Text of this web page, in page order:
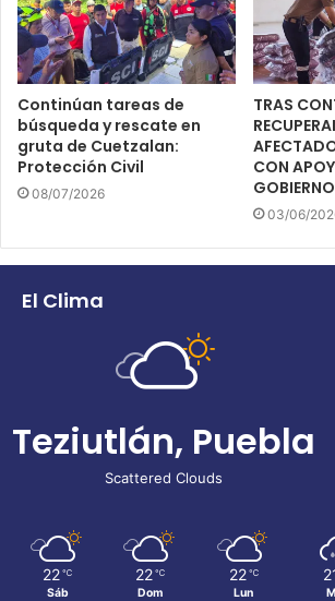
Continúan tareas de
búsqueda y rescate en
gruta de Cuetzalan:
Protección Civil
08/07/2026
TRAS
CON
03/06/
El Clima
Teziutlán, Puebla
Scattered Clouds
22 ℃
Sáb
22 ℃
Dom
22 ℃
Lun